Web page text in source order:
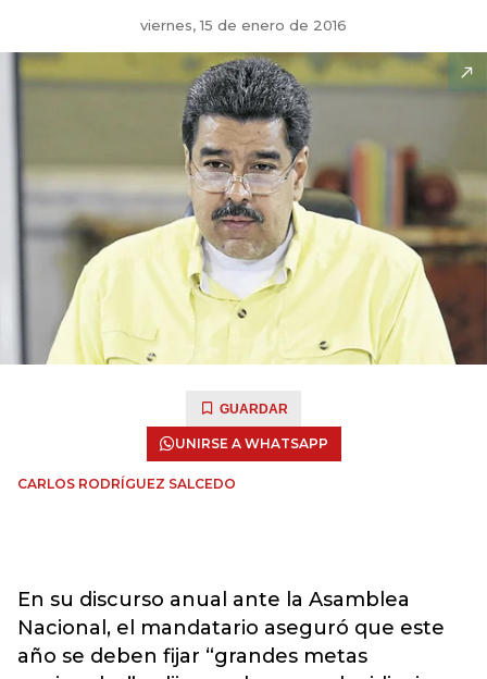
viernes, 15 de enero de 2016
GUARDAR
UNIRSE A WHATSAPP
CARLOS RODRÍGUEZ SALCEDO
En su discurso anual ante la Asamblea
Nacional, el mandatario aseguró que este
año se deben fijar “grandes metas